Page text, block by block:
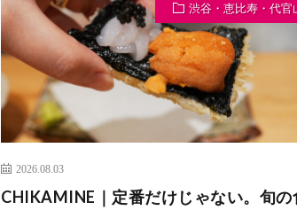
渋谷・恵比寿・代官
2026.08.03
CHIKAMINE｜定番だけじゃない。旬の